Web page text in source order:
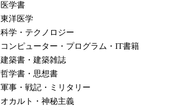
医学書
東洋医学
科学・テクノロジー
コンピューター・プログラム・IT書籍
建築書・建築雑誌
哲学書・思想書
軍事・戦記・ミリタリー
オカルト・神秘主義